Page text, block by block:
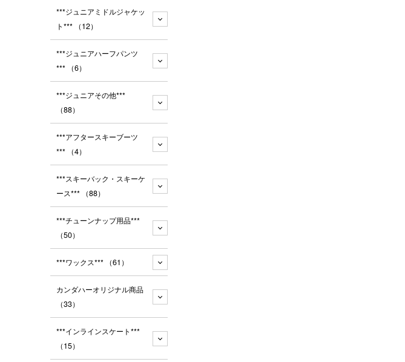
***ジュニアミドルジャケッ
ト*** （12）
***ジュニアハーフパンツ
*** （6）
***ジュニアその他***
（88）
***アフタースキーブーツ
*** （4）
***スキーバック・スキーケ
ース*** （88）
***チューンナップ用品***
（50）
***ワックス*** （61）
カンダハーオリジナル商品
（33）
***インラインスケート***
（15）